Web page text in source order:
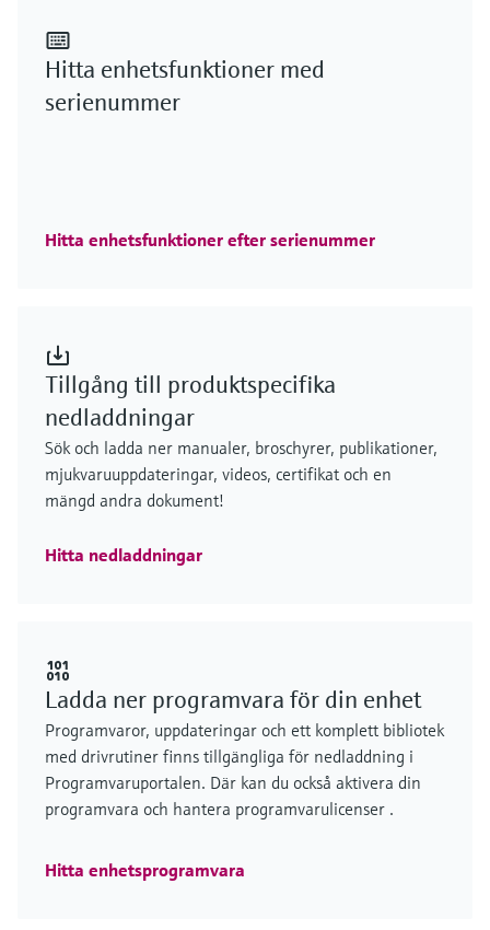
Hitta enhetsfunktioner med
serienummer
Hitta enhetsfunktioner efter serienummer
Tillgång till produktspecifika
nedladdningar
Sök och ladda ner manualer, broschyrer, publikationer,
mjukvaruuppdateringar, videos, certifikat och en
mängd andra dokument!
Hitta nedladdningar
Ladda ner programvara för din enhet
Programvaror, uppdateringar och ett komplett bibliotek
med drivrutiner finns tillgängliga för nedladdning i
Programvaruportalen. Där kan du också aktivera din
programvara och hantera programvarulicenser .
Hitta enhetsprogramvara